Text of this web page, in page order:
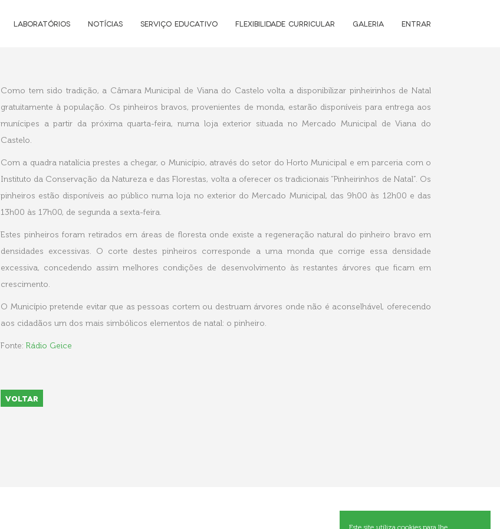
Este site utiliza cookies para lhe
LABORATÓRIOS NOTÍCIAS SERVIÇO EDUCATIVO FLEXIBILIDADE CURRICULAR GALERIA ENTRAR
Como tem sido tradição, a Câmara Municipal de Viana do Castelo volta a disponibilizar pinheirinhos de Natal
gratuitamente à população. Os pinheiros bravos, provenientes de monda, estarão disponíveis para entrega aos
munícipes a partir da próxima quarta-feira, numa loja exterior situada no Mercado Municipal de Viana do
Castelo.
Com a quadra natalícia prestes a chegar, o Município, através do setor do Horto Municipal e em parceria com o
Instituto da Conservação da Natureza e das Florestas, volta a oferecer os tradicionais “Pinheirinhos de Natal”. Os
pinheiros estão disponíveis ao público numa loja no exterior do Mercado Municipal, das 9h00 às 12h00 e das
13h00 às 17h00, de segunda a sexta-feira.
Estes pinheiros foram retirados em áreas de floresta onde existe a regeneração natural do pinheiro bravo em
densidades excessivas. O corte destes pinheiros corresponde a uma monda que corrige essa densidade
excessiva, concedendo assim melhores condições de desenvolvimento às restantes árvores que ficam em
crescimento.
O Município pretende evitar que as pessoas cortem ou destruam árvores onde não é aconselhável, oferecendo
aos cidadãos um dos mais simbólicos elementos de natal: o pinheiro.
Fonte: Rádio Geice
VOLTAR